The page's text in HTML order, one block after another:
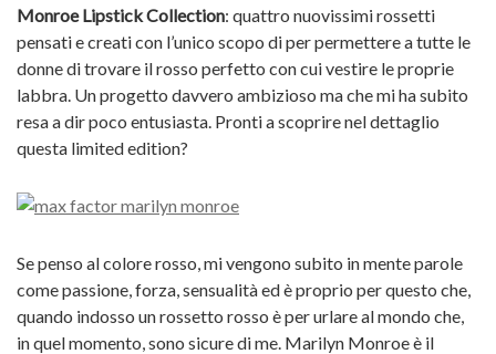
Monroe Lipstick Collection: quattro nuovissimi rossetti
pensati e creati con l’unico scopo di per permettere a tutte le
donne di trovare il rosso perfetto con cui vestire le proprie
labbra. Un progetto davvero ambizioso ma che mi ha subito
resa a dir poco entusiasta. Pronti a scoprire nel dettaglio
questa limited edition?
Se penso al colore rosso, mi vengono subito in mente parole
come passione, forza, sensualità ed è proprio per questo che,
quando indosso un rossetto rosso è per urlare al mondo che,
in quel momento, sono sicure di me. Marilyn Monroe è il